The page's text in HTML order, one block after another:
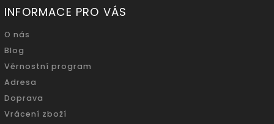
INFORMACE PRO VÁS
O nás
Blog
Věrnostní program
Adresa
Doprava
Vrácení zboží